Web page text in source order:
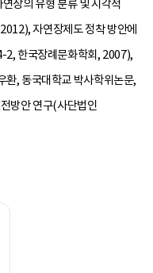
장의 유형 분류 및 시각적
자연장제도 정착 방안에
2, 한국장례문화학회, 2007),
환, 동국대학교 박사학위논문,
방안 연구(사단법인